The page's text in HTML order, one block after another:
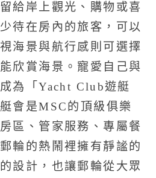
給岸上觀光、購物或喜
待在房內的旅客，可以
海景與航行感則可選擇
欣賞海景。寵愛自己與
為「Yacht Club遊艇
會是MSC的頂級俱樂
區、管家服務、專屬餐
輪的熱鬧裡擁有靜謐的
設計，也讓郵輪從大眾